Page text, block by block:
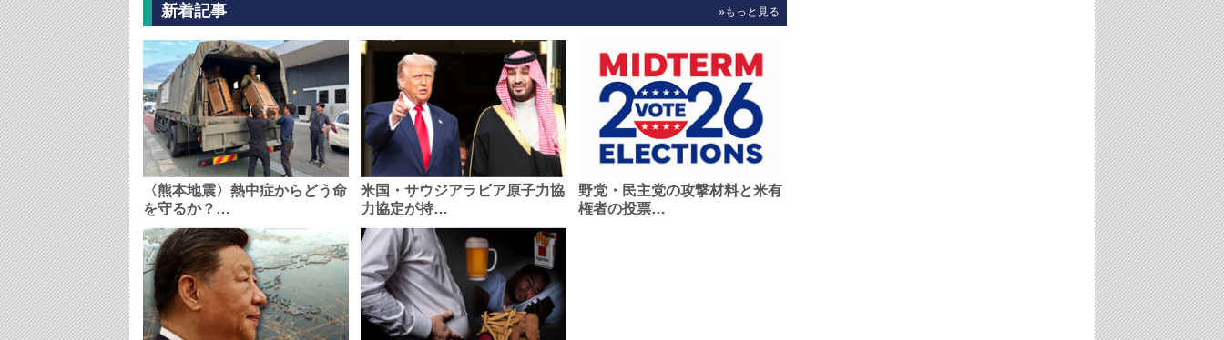
新着記事 »もっと見る
〈熊本地震〉熱中症からどう命
を守るか？…
米国・サウジアラビア原子力協
力協定が持…
野党・民主党の攻撃材料と米有
権者の投票…